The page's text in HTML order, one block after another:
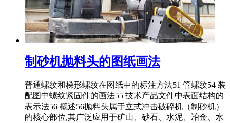
制砂机抛料头的图纸画法
普通螺纹和梯形螺纹在图纸中的标注方法51 管螺纹54 装
配图中螺纹紧固件的画法55 技术产品文件中表面结构的
表示法56 概述56抛料头属于立式冲击破碎机（制砂机）
的核心部位,其广泛应用于矿山、砂石、水泥、冶金、水